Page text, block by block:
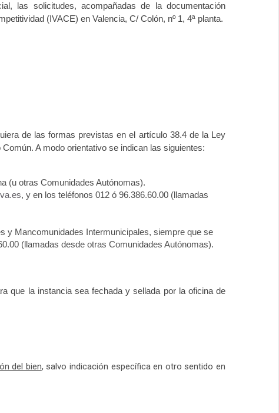
las solicitudes, acompañadas de la documentación
(IVACE) en Valencia, C/ Colón, nº 1, 4ª planta.
de las formas previstas en el artículo 38.4 de la Ley
A modo orientativo se indican las siguientes:
(u otras Comunidades Autónomas).
, y en los teléfonos 012 ó 96.386.60.00 (llamadas
y Mancomunidades Intermunicipales, siempre que se
(llamadas desde otras Comunidades Autónomas).
que la instancia sea fechada y sellada por la oficina de
del bien, salvo indicación específica en otro sentido en